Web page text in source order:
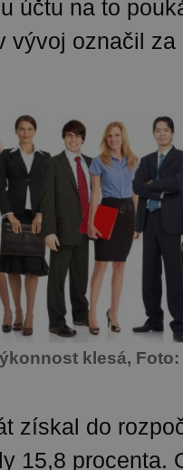
účtu na to
vývoj označil
klesá,
získal do
15,8 procenta.